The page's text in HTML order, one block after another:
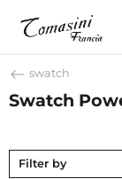
swatch
Swatch
Filter by